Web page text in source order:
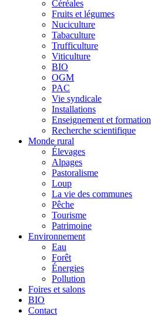
Céréales
Fruits et légumes
Nuciculture
Tabaculture
Trufficulture
Viticulture
BIO
OGM
PAC
Vie syndicale
Installations
Enseignement et formation
Recherche scientifique
Monde rural
Élevages
Alpages
Pastoralisme
Loup
La vie des communes
Pêche
Tourisme
Patrimoine
Environnement
Eau
Forêt
Énergies
Pollution
Foires et salons
BIO
Contact